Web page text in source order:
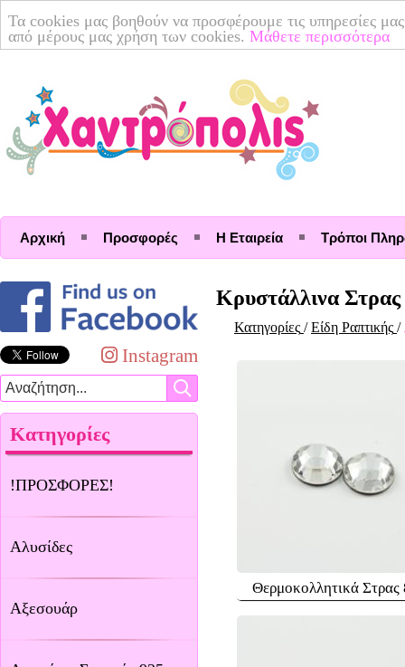
Τα cookies μας βοηθούν να προσφέρουμε τις υπηρεσίες
από μέρους μας χρήση των cookies. Μάθετε περισσότερα
Αρχική Προσφορές Η Εταιρεία Τρόποι
Instagram
Κατηγορίες
!ΠΡΟΣΦΟΡΕΣ!
Αλυσίδες
Αξεσουάρ
Κρυστάλλινα Στρας
Κατηγορίες /Είδη Ραπτικής /
Θερμοκολλητικά Στρας